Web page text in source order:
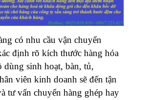
có nhu cầu vận chuyển
định rõ kích thước hàng hóa
dùng sinh hoạt, bàn, tủ,
viên kinh doanh sẽ đến tận
tư vấn chuyển hàng ghép hay